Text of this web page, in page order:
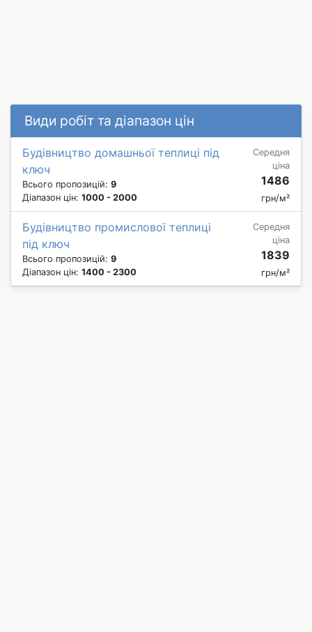
Види робіт та діапазон цін
Будівництво домашньої теплиці під
ключ
Всього пропозицій: 9
Діапазон цін: 1000 - 2000
Середня
ціна
1486
грн/м²
Будівництво промислової теплиці
під ключ
Всього пропозицій: 9
Діапазон цін: 1400 - 2300
Середня
ціна
1839
грн/м²